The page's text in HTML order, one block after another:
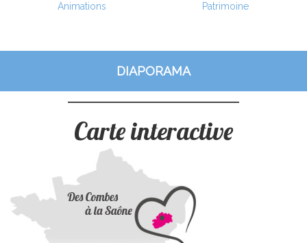
Animations Patrimoine
DIAPORAMA
Carte interactive